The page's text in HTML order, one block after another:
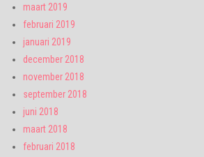
maart 2019
februari 2019
januari 2019
december 2018
november 2018
september 2018
juni 2018
maart 2018
februari 2018